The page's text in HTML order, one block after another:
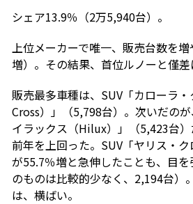
シェア13.9％（2万5,940台）。
上位メーカーで唯一、販売台数を
増）。その結果、首位ルノーと僅差
販売最多車種は、SUV「カローラ
Cross）」（5,798台）。次いだの
イラックス（Hilux）」（5,423台）
前年を上回った。SUV「ヤリス・ク
が55.7％増と急伸したことも、目
のものは比較的少なく、2,194台）
は、横ばい。